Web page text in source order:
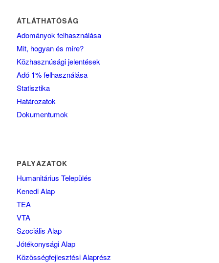
ÁTLÁTHATÓSÁG
Adományok felhasználása
Mit, hogyan és mire?
Közhasznúsági jelentések
Adó 1% felhasználása
Statisztika
Határozatok
Dokumentumok
PÁLYÁZATOK
Humanitárius Település
Kenedi Alap
TEA
VTA
Szociális Alap
Jótékonysági Alap
Közösségfejlesztési Alaprész